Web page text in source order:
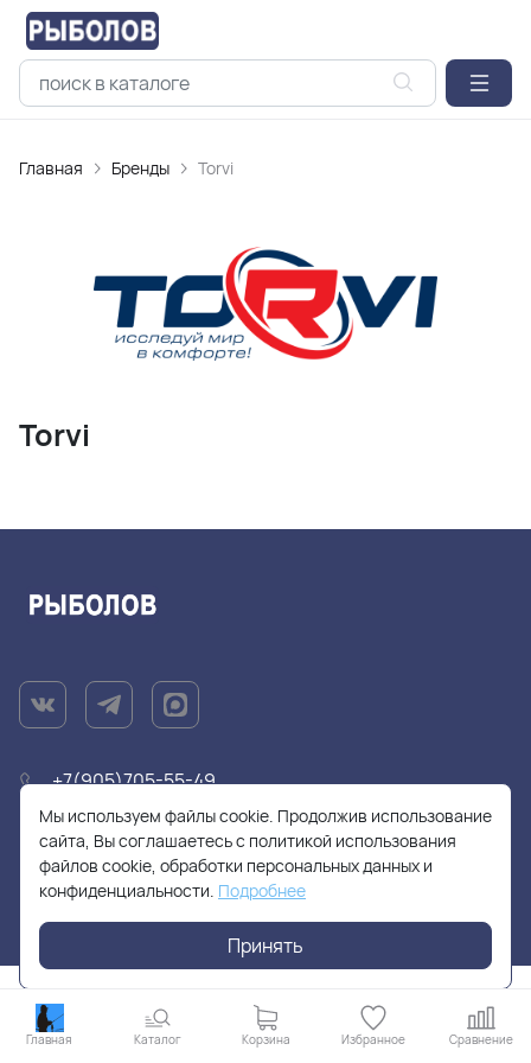
Главная Бренды Torvi
Torvi
+7(905)705-55-49
fishhuntershop@yandex.ru
г. Москва, Солнцевский проспект, дом 28
Главная Каталог Корзина Избранное Сравнение
Мы используем файлы cookie. Продолжив использование
сайта, Вы соглашаетесь с политикой использования
файлов cookie, обработки персональных данных и
конфиденциальности. Подробнее
Принять